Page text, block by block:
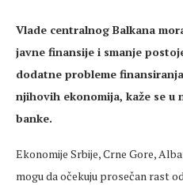
Vlade centralnog Balkana
javne finansije i smanje
dodatne probleme
njihovih ekonomija, kaže se u
banke.
Ekonomije Srbije, Crne Gore,
mogu da očekuju prosečan rast